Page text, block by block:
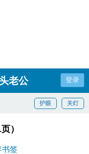
老公 登录
关灯
护眼
）
书签